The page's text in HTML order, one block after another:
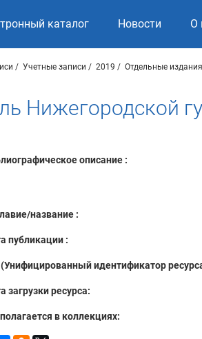
каталог Новости О
Учетные записи 2019 Отдельные издания
Нижегородской
описание :
название :
публикации :
(Унифицированный идентификатор
загрузки ресурса:
в коллекциях: